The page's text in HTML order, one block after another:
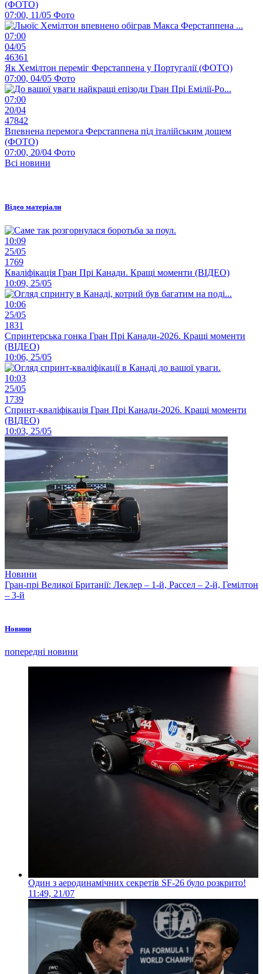
(ФОТО)
07:00, 11/05 Фото
07:00
04/05
46361
Як Хемілтон переміг Ферстаппена у Португалії (ФОТО)
07:00, 04/05 Фото
07:00
20/04
47842
Впевнена перемога Ферстаппена під італійським дощем
(ФОТО)
07:00, 20/04 Фото
Всі новини
Відео матеріали
10:09
25/05
1769
Кваліфікація Гран Прі Канади. Кращі моменти (ВІДЕО)
10:09, 25/05
10:06
25/05
1831
Спринтерська гонка Гран Прі Канади-2026. Кращі моменти
(ВІДЕО)
10:06, 25/05
10:03
25/05
1739
Спринт-кваліфікація Гран Прі Канади-2026. Кращі моменти
(ВІДЕО)
10:03, 25/05
Новини
Гран-прі Великої Британії: Леклер – 1-й, Рассел – 2-й, Гемілтон
– 3-й
Новини
попередні новини
Один з аеродинамічних секретів SF-26 було розкрито!
11:49, 21/07